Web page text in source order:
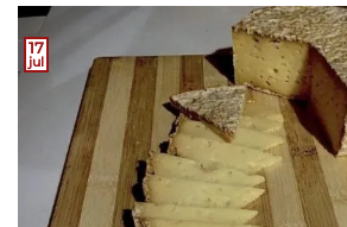
17
jul